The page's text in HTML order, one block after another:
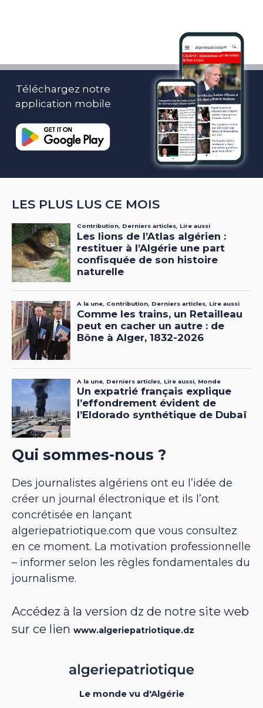
Téléchargez notre
application mobile
LES PLUS LUS CE MOIS
Qui sommes-nous ?
Des journalistes algériens ont eu l’idée de
créer un journal électronique et ils l’ont
concrétisée en lançant
algeriepatriotique.com que vous consultez
en ce moment. La motivation professionnelle
– informer selon les règles fondamentales du
journalisme.
Accédez à la version dz de notre site web
sur ce lien www.algeriepatriotique.dz
Le monde vu d'Algérie